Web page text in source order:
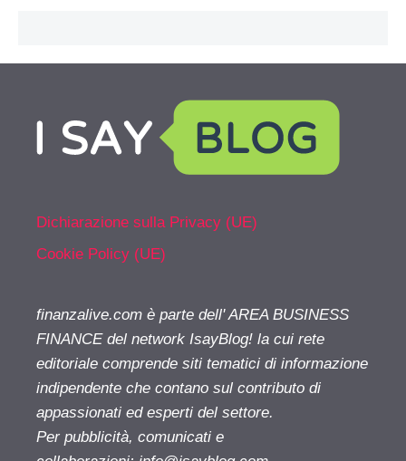
Dichiarazione sulla Privacy (UE)
Cookie Policy (UE)
finanzalive.com è parte dell' AREA BUSINESS
FINANCE del network IsayBlog! la cui rete
editoriale comprende siti tematici di informazione
indipendente che contano sul contributo di
appassionati ed esperti del settore.
Per pubblicità, comunicati e